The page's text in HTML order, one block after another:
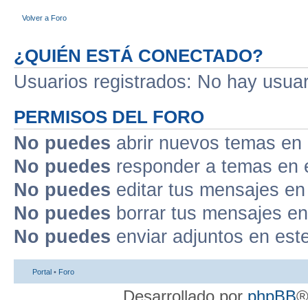
Volver a Foro
¿QUIÉN ESTÁ CONECTADO?
Usuarios registrados: No hay
PERMISOS DEL FORO
No puedes abrir nuevos temas
No puedes responder a temas en
No puedes editar tus mensajes
No puedes borrar tus mensajes
No puedes enviar adjuntos en
Portal • Foro
Desarrollado por phpBB